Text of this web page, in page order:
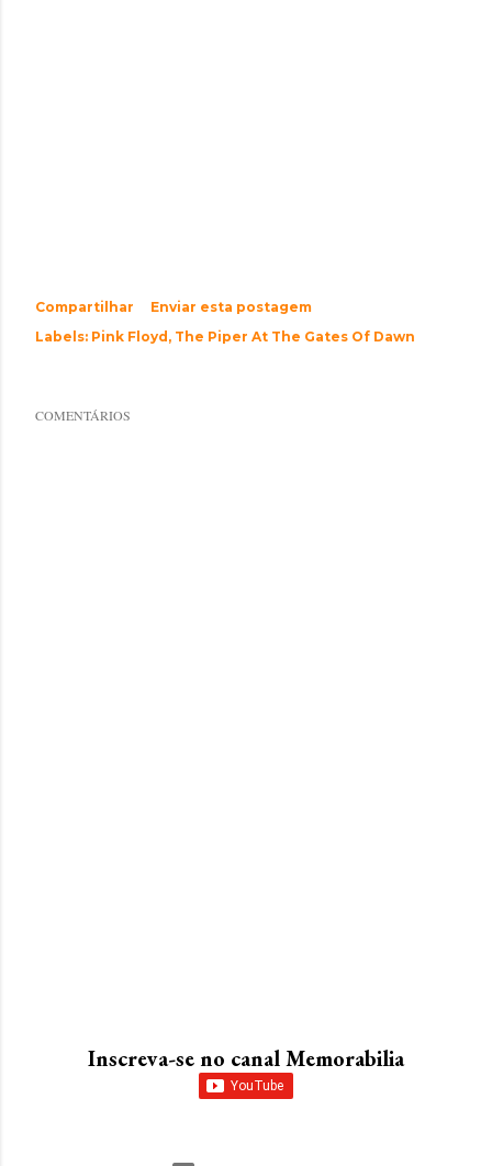
Compartilhar
Enviar esta postagem
Labels: Pink Floyd The Piper At The Gates Of Dawn
COMENTÁRIOS
Inscreva-se no canal Memorabilia